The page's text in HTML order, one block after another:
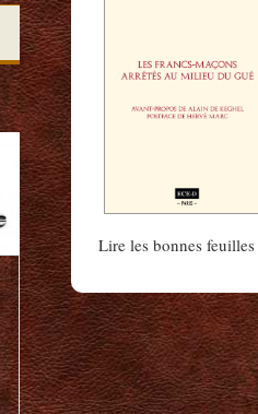
Lire les bonnes feuilles